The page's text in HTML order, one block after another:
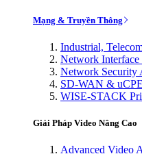
Mạng & Truyền Thông
Industrial,
Network
Network Security
SD-WAN &
WISE-STACK
Giải Pháp Video Nâng Cao
Advanced Video